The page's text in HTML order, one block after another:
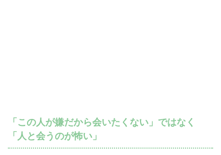
「この人が嫌だから会いたくない」ではなく
「人と会うのが怖い」